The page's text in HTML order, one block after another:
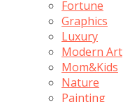
Fortune
Graphics
Luxury
Modern Art
Mom&Kids
Nature
Painting